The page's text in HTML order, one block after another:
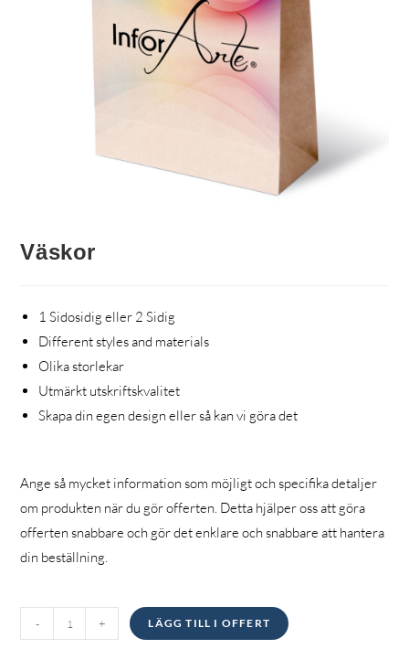
Väskor
1 Sidosidig eller 2 Sidig
Different styles and materials
Olika storlekar
Utmärkt utskriftskvalitet
Skapa din egen design eller så kan vi göra det
Ange så mycket information som möjligt och specifika detaljer
om produkten när du gör offerten. Detta hjälper oss att göra
offerten snabbare och gör det enklare och snabbare att hantera
din beställning.
kvantitet
- + LÄGG TILL I OFFERT